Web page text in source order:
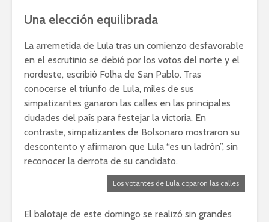
Una elección equilibrada
La arremetida de Lula tras un comienzo desfavorable
en el escrutinio se debió por los votos del norte y el
nordeste, escribió Folha de San Pablo. Tras
conocerse el triunfo de Lula, miles de sus
simpatizantes ganaron las calles en las principales
ciudades del país para festejar la victoria. En
contraste, simpatizantes de Bolsonaro mostraron su
descontento y afirmaron que Lula “es un ladrón”, sin
reconocer la derrota de su candidato.
Los votantes de Lula coparon las calles
El balotaje de este domingo se realizó sin grandes